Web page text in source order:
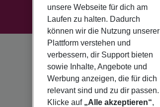
unsere Webseite für dich am
Laufen zu halten. Dadurch
können wir die Nutzung unserer
Plattform verstehen und
verbessern, dir Support bieten
sowie Inhalte, Angebote und
Werbung anzeigen, die für dich
relevant sind und zu dir passen.
Klicke auf „Alle akzeptieren“,